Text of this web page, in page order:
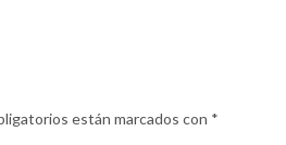
están marcados con *